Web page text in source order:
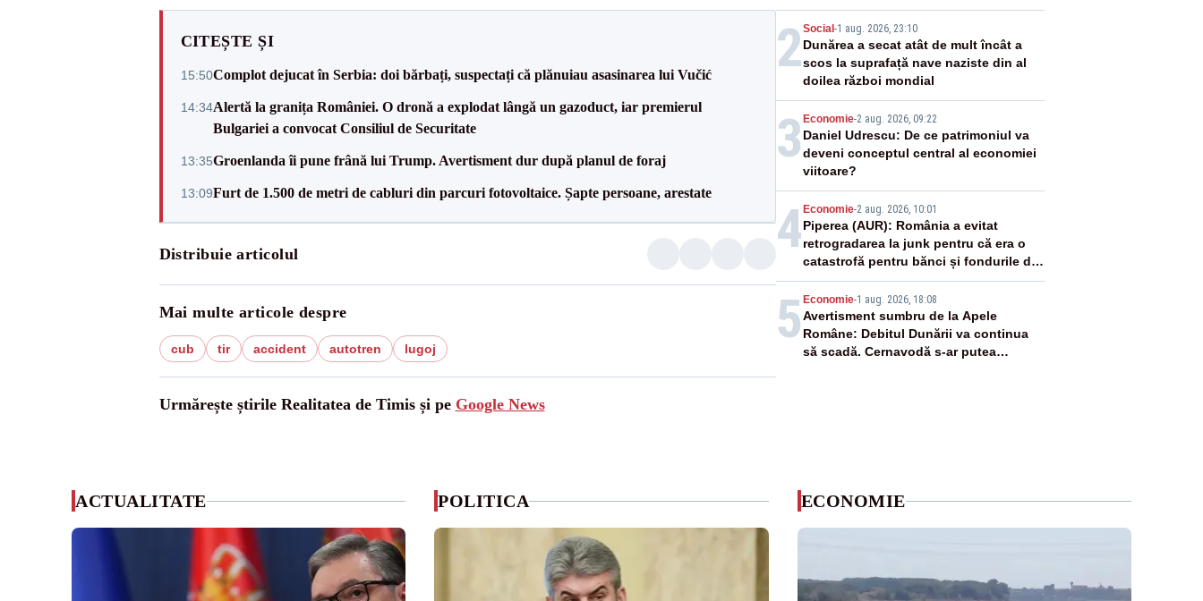
CITEȘTE ȘI
15:50Complot dejucat în Serbia: doi bărbați, suspectați că plănuiau asasinarea lui Vučić
14:34Alertă la granița României. O dronă a explodat lângă un gazoduct, iar premierul
Bulgariei a convocat Consiliul de Securitate
13:35Groenlanda îi pune frână lui Trump. Avertisment dur după planul de foraj
13:09Furt de 1.500 de metri de cabluri din parcuri fotovoltaice. Șapte persoane, arestate
Distribuie articolul
Mai multe articole despre
cub tir accident autotren lugoj
Urmărește știrile Realitatea de Timis și pe Google News
2Social -1 aug. 2026, 23:10
Dunărea a secat atât de mult încât a
scos la suprafață nave naziste din al
doilea război mondial
3 Economie-2 aug. 2026, 09:22
Daniel Udrescu: De ce patrimoniul va
deveni conceptul central al economiei
viitoare?
4 Economie-2 aug. 2026, 10:01
Piperea (AUR): România a evitat
retrogradarea la junk pentru că era o
catastrofă pentru bănci și fondurile de
pensii
5 Economie-1 aug. 2026, 18:08
Avertisment sumbru de la Apele
Române: Debitul Dunării va continua
să scadă. Cernavodă s-ar putea
ACTUALITATE POLITICA ECONOMIE